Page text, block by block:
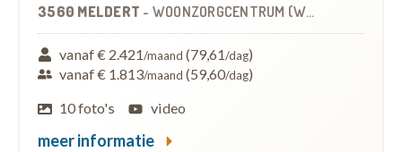
3560 MELDERT - WOONZORGCENTRUM (WZC)
vanaf € 2.421/maand (79,61/dag)
vanaf € 1.813/maand (59,60/dag)
10 foto's
video
meer informatie